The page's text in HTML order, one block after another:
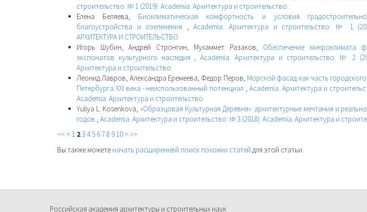
строительство: № 1 (2019): Academia. Архитектура и строительство
Елена Беляева, Биоклиматическая комфортность и условия
благоустройства и озеленения
,Academia. Архитектура и строительство: № 1
АРХИТЕКТУРА И СТРОИТЕЛЬСТВО
Игорь Шубин, Андрей Стронгин, Мухаммет Разаков, Обеспечение микроклимата
экспонатов культурного наследия
,Academia. Архитектура и строительство: № 2
Архитектура и строительство
Леонид Лавров, Александра Еремеева, Федор Перов, Морской фасад как часть
Петербурга XXI века - неиспользованный потенциал
,Academia. Архитектура и
Academia. Архитектура и строительство
Yuliya L. Kosenkova, «Образцовая Культурная Деревня»: архитектурные мечтания и
годов Academia. Архитектура и строительство: № 3 (2018): Academia. Архитектура и
<< < 1 23 4 5 6 78 9 10 > >>
Вы также можете начать расширеннвй поиск похожих статей для этой статьи.
Российская академия архитектуры и строительных наук